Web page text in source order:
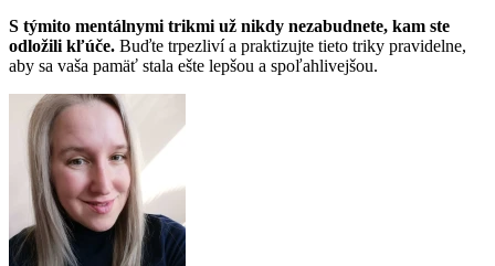
S týmito mentálnymi trikmi už nikdy nezabudnete, kam ste
odložili kľúče. Buďte trpezliví a praktizujte tieto triky pravidelne,
aby sa vaša pamäť stala ešte lepšou a spoľahlivejšou.